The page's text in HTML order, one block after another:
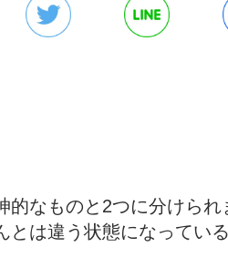
なものと2つに分けら
は違う状態になってい